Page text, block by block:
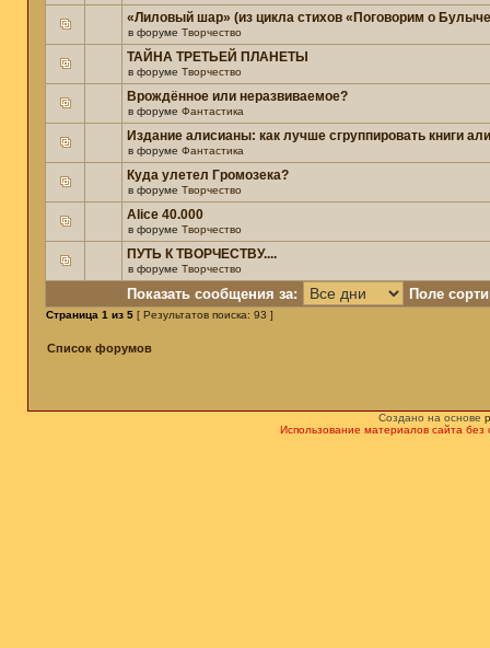
«Лиловый шар» (из цикла стихов «Поговорим о
в форуме Творчество
ТАЙНА ТРЕТЬЕЙ ПЛАНЕТЫ
в форуме Творчество
Врождённое или неразвиваемое?
в форуме Фантастика
Издание алисианы: как лучше сгруппировать книги
в форуме Фантастика
Куда улетел Громозека?
в форуме Творчество
Alice 40.000
в форуме Творчество
ПУТЬ К ТВОРЧЕСТВУ....
в форуме Творчество
Показать сообщения за: Поле
Страница 1 из 5 [ Результатов поиска: 93 ]
Список форумов
Создано на основе
Использование материалов сайта